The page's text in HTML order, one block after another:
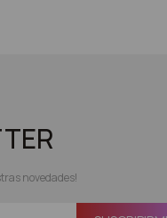
novedades!